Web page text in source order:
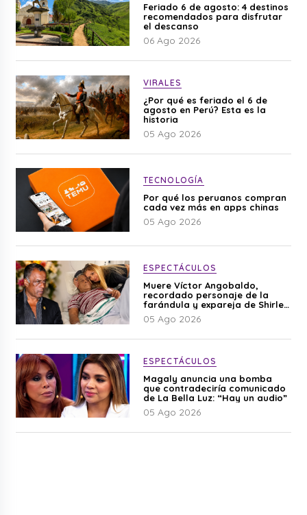
Feriado 6 de agosto: 4 destinos
recomendados para disfrutar
el descanso
06 Ago 2026
VIRALES
¿Por qué es feriado el 6 de
agosto en Perú? Esta es la
historia
05 Ago 2026
TECNOLOGÍA
Por qué los peruanos compran
cada vez más en apps chinas
05 Ago 2026
ESPECTÁCULOS
Muere Víctor Angobaldo,
recordado personaje de la
farándula y expareja de Shirley
Cherres
05 Ago 2026
ESPECTÁCULOS
Magaly anuncia una bomba
que contradeciría comunicado
de La Bella Luz: “Hay un audio”
05 Ago 2026